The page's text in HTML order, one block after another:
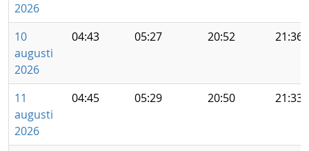
2026
10
augusti
2026
04:43 05:27 20:52 21:36
11
augusti
2026
04:45 05:29 20:50 21:33